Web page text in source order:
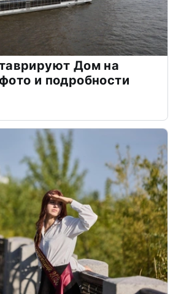
Дом на
и подробности